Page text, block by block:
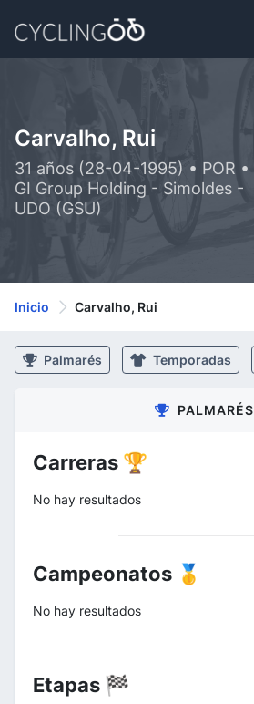
Carvalho, Rui
31 años (28-04-1995) • POR •
GI Group Holding - Simoldes -
UDO (GSU)
Inicio Carvalho, Rui
Palmarés Temporadas
PALMARÉS
Carreras 🏆
No hay resultados
Campeonatos 🥇
No hay resultados
Etapas 🏁